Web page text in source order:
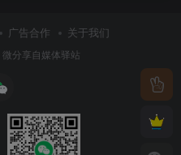
广告合作 关于我们
微分享自媒体驿站